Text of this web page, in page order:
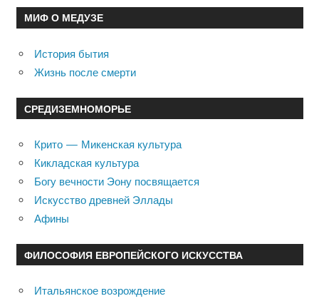
МИФ О МЕДУЗЕ
История бытия
Жизнь после смерти
СРЕДИЗЕМНОМОРЬЕ
Крито — Микенская культура
Кикладская культура
Богу вечности Эону посвящается
Искусство древней Эллады
Афины
ФИЛОСОФИЯ ЕВРОПЕЙСКОГО ИСКУССТВА
Итальянское возрождение